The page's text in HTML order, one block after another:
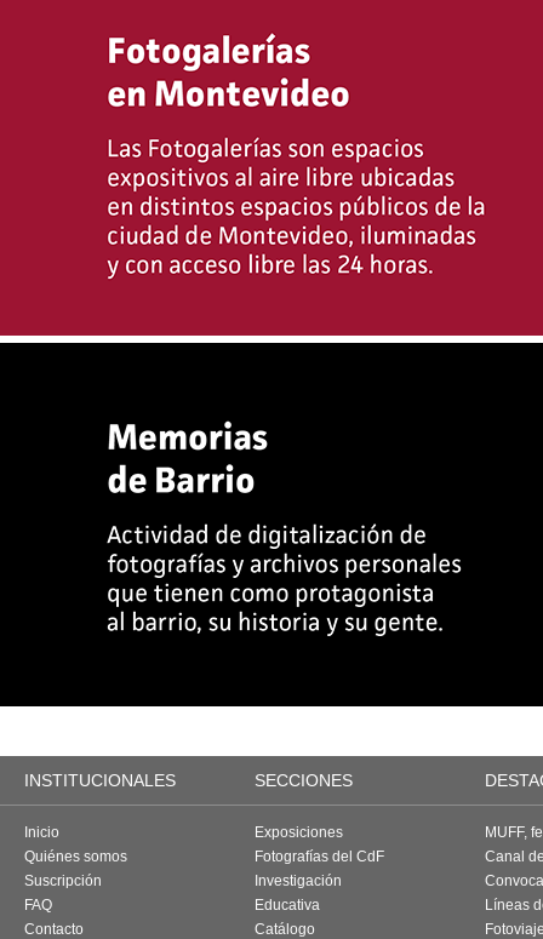
INSTITUCIONALES SECCIONES
Inicio
Quiénes somos
Suscripción
FAQ
Contacto
Exposiciones
Fotografías del CdF
Investigación
Educativa
Catálogo
MUFF,
Canal
Líneas